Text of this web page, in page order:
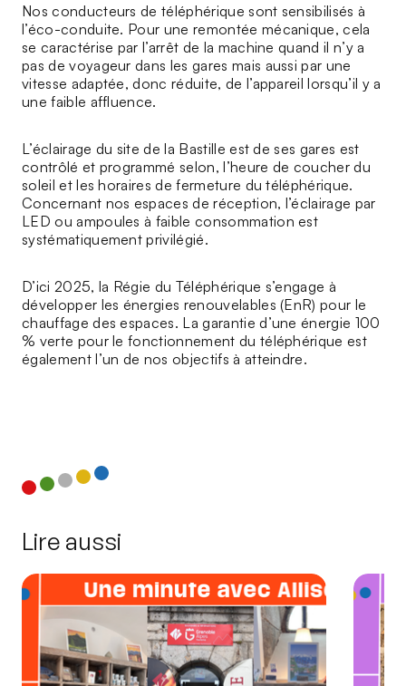
Nos conducteurs de téléphérique sont sensibilisés à
l’éco-conduite. Pour une remontée mécanique, cela
se caractérise par l’arrêt de la machine quand il n’y a
pas de voyageur dans les gares mais aussi par une
vitesse adaptée, donc réduite, de l’appareil lorsqu’il y a
une faible affluence.
L’éclairage du site de la Bastille est de ses gares est
contrôlé et programmé selon, l’heure de coucher du
soleil et les horaires de fermeture du téléphérique.
Concernant nos espaces de réception, l’éclairage par
LED ou ampoules à faible consommation est
systématiquement privilégié.
D’ici 2025, la Régie du Téléphérique s’engage à
développer les énergies renouvelables (EnR) pour le
chauffage des espaces. La garantie d’une énergie 100
% verte pour le fonctionnement du téléphérique est
également l’un de nos objectifs à atteindre.
Lire aussi